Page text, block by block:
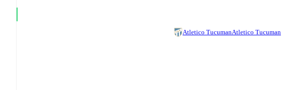
Atletico TucumanAtletico Tucuman